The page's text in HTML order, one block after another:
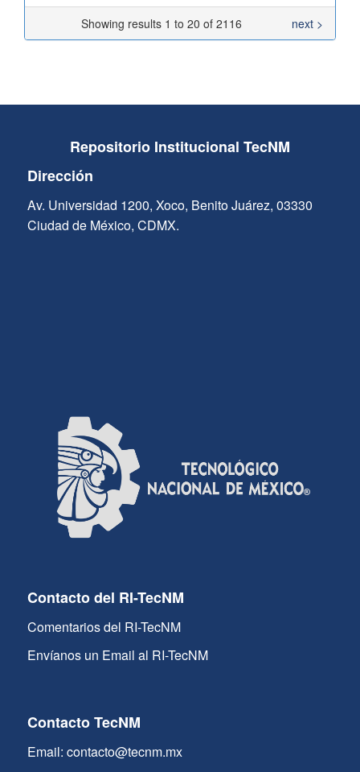
Showing results 1 to 20 of 2116 next >
Repositorio Institucional TecNM
Dirección
Av. Universidad 1200, Xoco, Benito Juárez, 03330
Ciudad de México, CDMX.
Contacto del RI-TecNM
Comentarios del RI-TecNM
Envíanos un Email al RI-TecNM
Contacto TecNM
Email: contacto@tecnm.mx